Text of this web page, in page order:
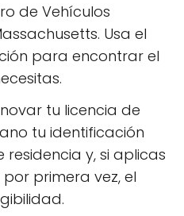
de Vehículos
Usa el
para encontrar el
tu licencia de
tu identificación
y, si aplicas
primera vez, el